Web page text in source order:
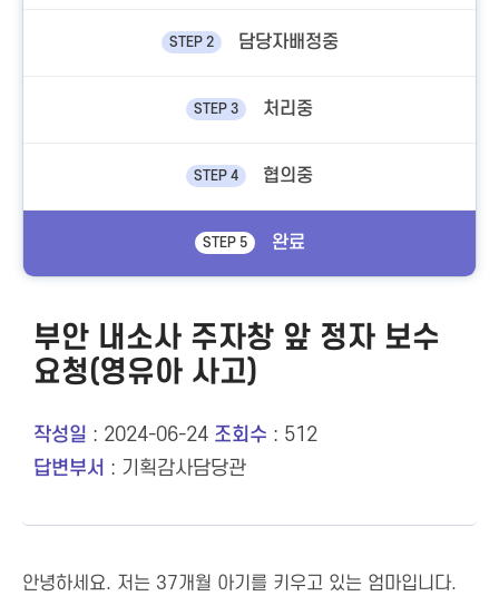
STEP 2 담당자배정중
STEP 3 처리중
STEP 4 협의중
STEP 5 완료
부안 내소사 주자창 앞 정자 보수
요청(영유아 사고)
작성일 : 2024-06-24 조회수 : 512
답변부서 : 기획감사담당관
안녕하세요. 저는 37개월 아기를 키우고 있는 엄마입니다.